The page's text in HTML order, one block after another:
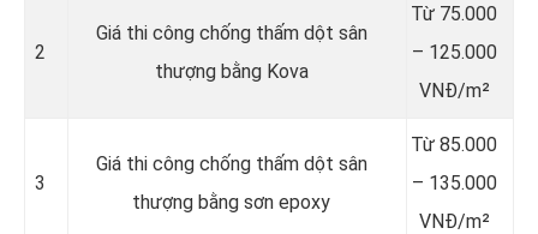
2
Giá thi công chống thấm dột sân
thượng bằng Kova
Từ 75.000
– 125.000
VNĐ/m²
3
Giá thi công chống thấm dột sân
thượng bằng sơn epoxy
Từ 85.000
– 135.000
VNĐ/m²